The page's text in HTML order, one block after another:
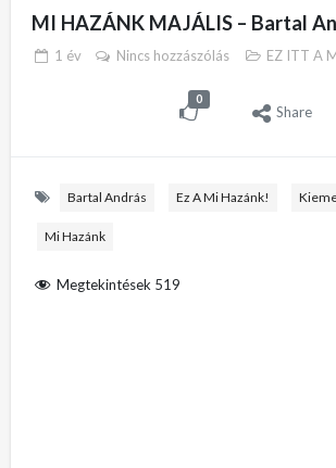
MI HAZÁNK MAJÁLIS – Bartal
1 év Nincs hozzászólás EZ ITT A
0
Share
Bartal András Ez A Mi Hazánk!
Mi Hazánk
Megtekintések 519